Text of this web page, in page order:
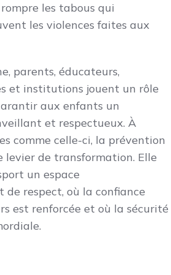
les tabous qui
les violences faites aux
parents, éducateurs,
et institutions jouent un rôle
aux enfants un
et respectueux. À
comme celle-ci, la prévention
de transformation. Elle
un espace
de respect, où la confiance
est renforcée et où la sécurité